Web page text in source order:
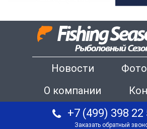
Новости
О компании
+7 (499) 398 22
Заказать обратный